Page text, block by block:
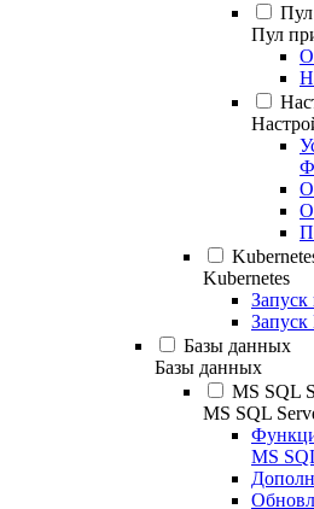
Пул
Kubernetes
Базы данных
Базы данных
MS SQL
MS SQL
MS